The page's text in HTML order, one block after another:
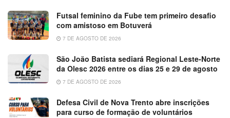
Futsal feminino da Fube tem primeiro desafio
com amistoso em Botuverá
7 DE AGOSTO DE 2026
São João Batista sediará Regional Leste-Norte
da Olesc 2026 entre os dias 25 e 29 de agosto
7 DE AGOSTO DE 2026
Defesa Civil de Nova Trento abre inscrições
para curso de formação de voluntários